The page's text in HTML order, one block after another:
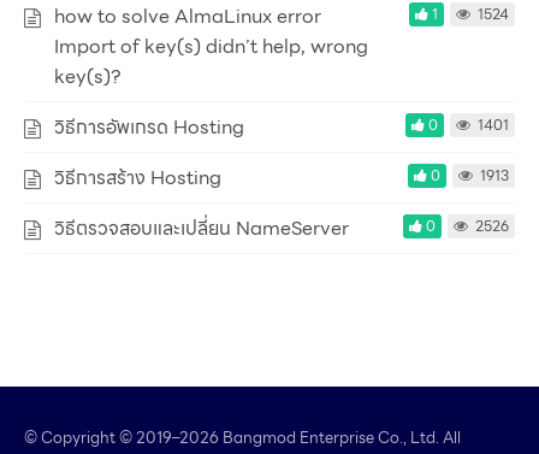
how to solve AlmaLinux error
Import of key(s) didn’t help, wrong
key(s)?
1 1524
วิธีการอัพเกรด Hosting 0 1401
วิธีการสร้าง Hosting 0 1913
วิธีตรวจสอบและเปลี่ยน NameServer 0 2526
© Copyright © 2019–2026 Bangmod Enterprise Co., Ltd. All